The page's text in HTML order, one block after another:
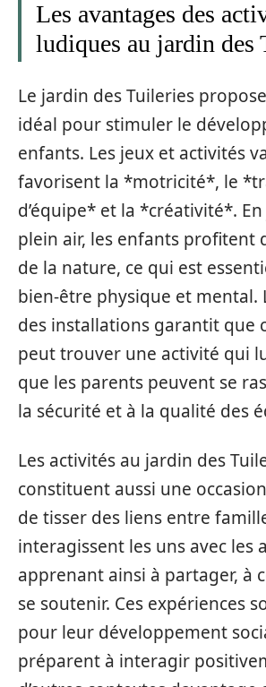
Les avantages des
ludiques au jardin des
Le jardin des Tuileries
idéal pour stimuler le
enfants. Les jeux et activités
favorisent la *motricité*, le
d’équipe* et la *créativité*.
plein air, les enfants profitent
de la nature, ce qui est
bien-être physique et mental.
des installations garantit que
peut trouver une activité qui
que les parents peuvent se
la sécurité et à la qualité des
Les activités au jardin des
constituent aussi une
de tisser des liens entre
interagissent les uns avec les
apprenant ainsi à partager, à
se soutenir. Ces expériences
pour leur développement
préparent à interagir